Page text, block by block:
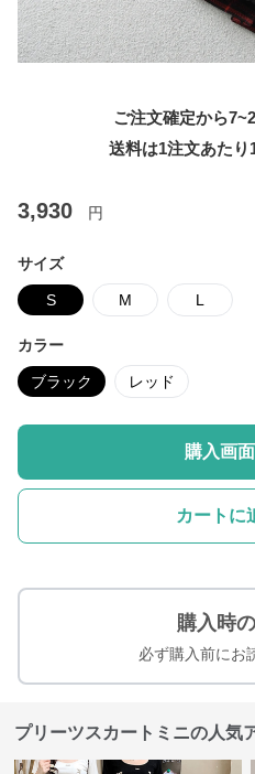
ご注文確定から
送料は1注文あたり
3,930 円
サイズ
S M L
カラー
ブラック レッド
購入画
カートに
購入時
必ず購入前にお
プリーツスカートミニの人気